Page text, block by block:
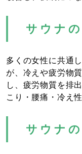
サウナ
多くの女性に共通
が、冷えや疲労物
し、疲労物質を排
こり・腰痛・冷え
サウナ